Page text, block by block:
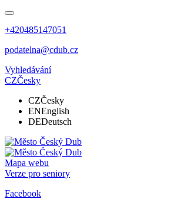
+420485147051
podatelna@cdub.cz
Vyhledávání
CZČesky
CZČesky
ENEnglish
DEDeutsch
Mapa webu
Verze pro seniory
Facebook